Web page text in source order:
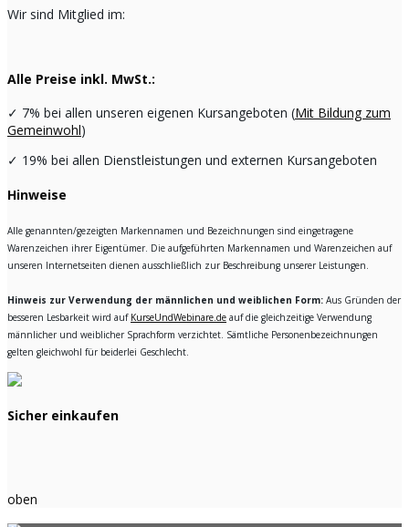
Wir sind Mitglied im:
Alle Preise inkl. MwSt.:
✓ 7% bei allen unseren eigenen Kursangeboten (Mit Bildung zum
Gemeinwohl)
✓ 19% bei allen Dienstleistungen und externen Kursangeboten
Hinweise
Alle genannten/gezeigten Markennamen und Bezeichnungen sind eingetragene
Warenzeichen ihrer Eigentümer. Die aufgeführten Markennamen und Warenzeichen auf
unseren Internetseiten dienen ausschließlich zur Beschreibung unserer Leistungen.
Hinweis zur Verwendung der männlichen und weiblichen Form: Aus Gründen der
besseren Lesbarkeit wird auf KurseUndWebinare.de auf die gleichzeitige Verwendung
männlicher und weiblicher Sprachform verzichtet. Sämtliche Personenbezeichnungen
gelten gleichwohl für beiderlei Geschlecht.
Sicher einkaufen
oben